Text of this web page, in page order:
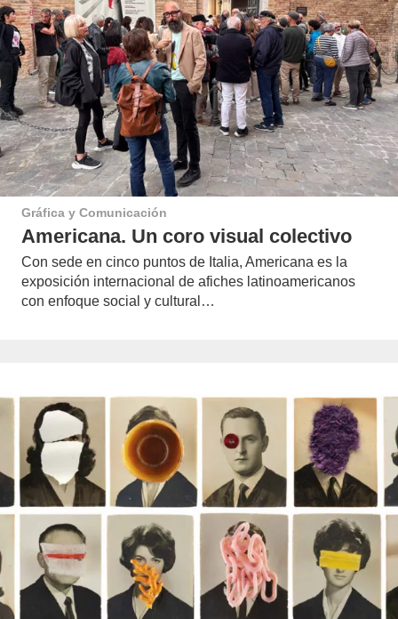
Gráfica y Comunicación
Americana. Un coro visual colectivo
Con sede en cinco puntos de Italia, Americana es la
exposición internacional de afiches latinoamericanos
con enfoque social y cultural…